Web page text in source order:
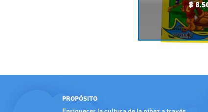
$
PROPÓSITO